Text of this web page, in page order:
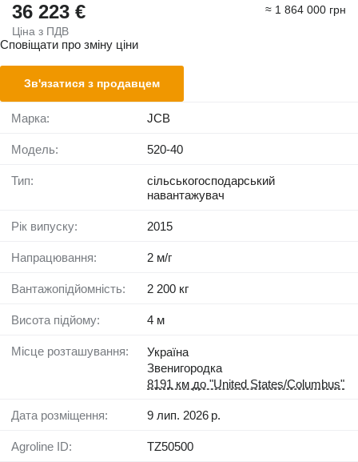
36 223 €
Ціна з ПДВ
≈ 1 864 000 грн
Сповіщати про зміну ціни
Зв'язатися з продавцем
Марка: JCB
Модель: 520-40
Тип:
сільськогосподарський
навантажувач
Рік випуску: 2015
Напрацювання: 2 м/г
Вантажопідйомність: 2 200 кг
Висота підйому: 4 м
Місце розташування:
Україна
Звенигородка
8191 км до "United States/Columbus"
Дата розміщення: 9 лип. 2026 р.
Agroline ID: TZ50500